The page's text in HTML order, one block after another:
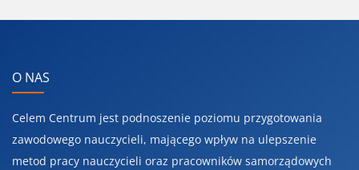
O NAS
Celem Centrum jest podnoszenie poziomu przygotowania
zawodowego nauczycieli, mającego wpływ na ulepszenie
metod pracy nauczycieli oraz pracowników samorządowych